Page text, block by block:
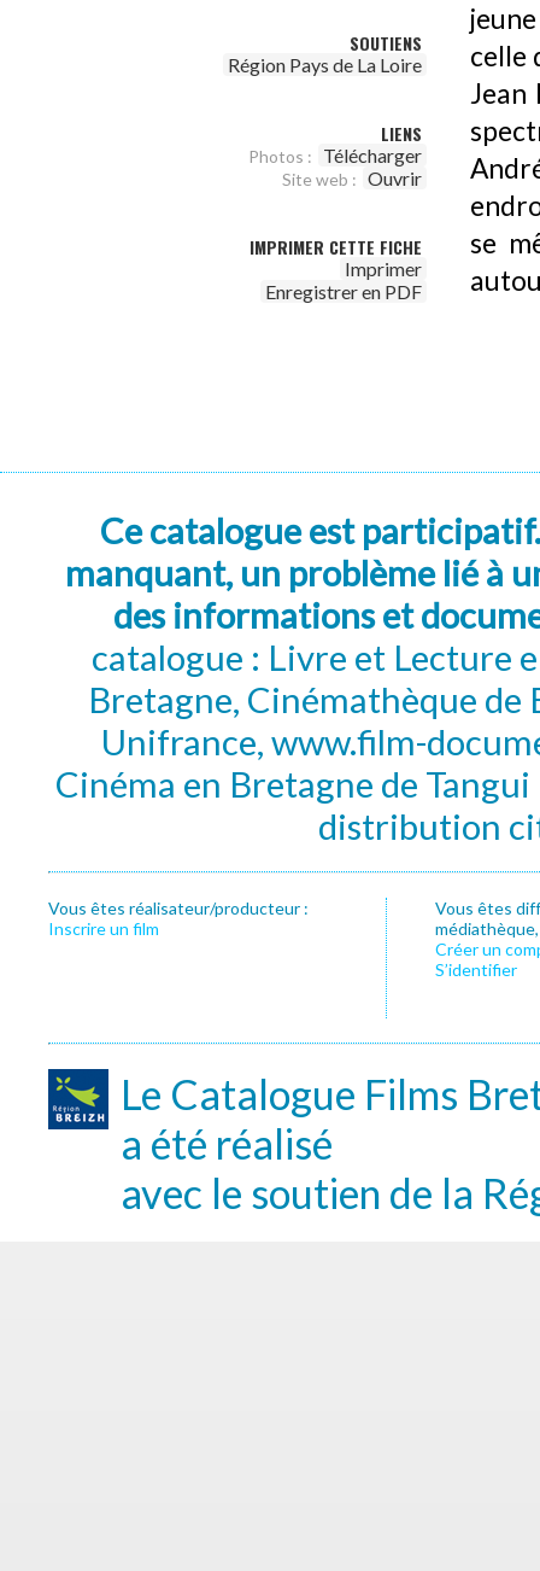
SOUTIENS
Région Pays de La Loire
LIENS
Photos : Télécharger
Site web : Ouvrir
IMPRIMER CETTE FICHE
Imprimer
Enregistrer en PDF
celle
Jean
se
Ce catalogue est
manquant, un problème lié à
des informations et
catalogue : Livre et Lecture
Bretagne, Cinémathèque de
Unifrance, www.film-
Cinéma en Bretagne de
distribution
Vous êtes réalisateur/producteur :
Inscrire un film
Vous êtes
Créer un
S’identifier
Le Catalogue Films
a été réalisé
avec le soutien de la